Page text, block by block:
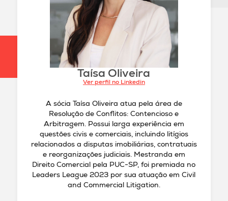
Taísa Oliveira
Ver perfil no Linkedin
A sócia Taísa Oliveira atua pela área de
Resolução de Conflitos: Contencioso e
Arbitragem. Possui larga experiência em
questões civis e comerciais, incluindo litígios
relacionados a disputas imobiliárias, contratuais
e reorganizações judiciais. Mestranda em
Direito Comercial pela PUC-SP, foi premiada no
Leaders League 2023 por sua atuação em Civil
and Commercial Litigation.